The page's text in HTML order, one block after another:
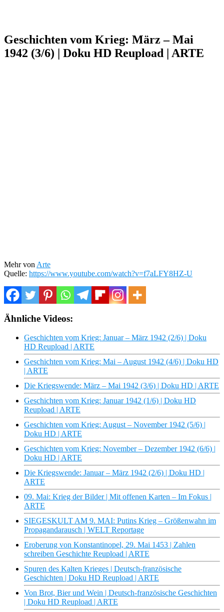
Geschichten vom Krieg: März – Mai
1942 (3/6) | Doku HD Reupload | ARTE
Mehr von Arte
Quelle: https://www.youtube.com/watch?v=f7aLFY8HZ-U
Ähnliche Videos:
Geschichten vom Krieg: Januar – März 1942 (2/6) | Doku
HD Reupload | ARTE
Geschichten vom Krieg: Mai – August 1942 (4/6) | Doku HD
| ARTE
Die Kriegswende: März – Mai 1942 (3/6) | Doku HD | ARTE
Geschichten vom Krieg: Januar 1942 (1/6) | Doku HD
Reupload | ARTE
Geschichten vom Krieg: August – November 1942 (5/6) |
Doku HD | ARTE
Geschichten vom Krieg: November – Dezember 1942 (6/6) |
Doku HD | ARTE
Die Kriegswende: Januar – März 1942 (2/6) | Doku HD |
ARTE
09. Mai: Krieg der Bilder | Mit offenen Karten – Im Fokus |
ARTE
SIEGESKULT AM 9. MAI: Putins Krieg – Größenwahn im
Propagandarausch | WELT Reportage
Eroberung von Konstantinopel, 29. Mai 1453 | Zahlen
schreiben Geschichte Reupload | ARTE
Spuren des Kalten Krieges | Deutsch-französische
Geschichten | Doku HD Reupload | ARTE
Von Brot, Bier und Wein | Deutsch-französische Geschichten
| Doku HD Reupload | ARTE